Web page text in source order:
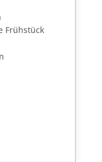
Frühstück